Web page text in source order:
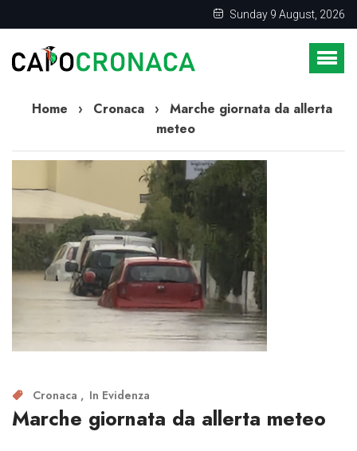
Sunday 9 August, 2026
Home › Cronaca ›
Marche giornata da allerta
meteo
Cronaca In Evidenza
Marche giornata da allerta meteo